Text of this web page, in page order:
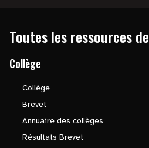
Toutes les ressources de
Collège
Collège
Brevet
Annuaire des collèges
Résultats Brevet